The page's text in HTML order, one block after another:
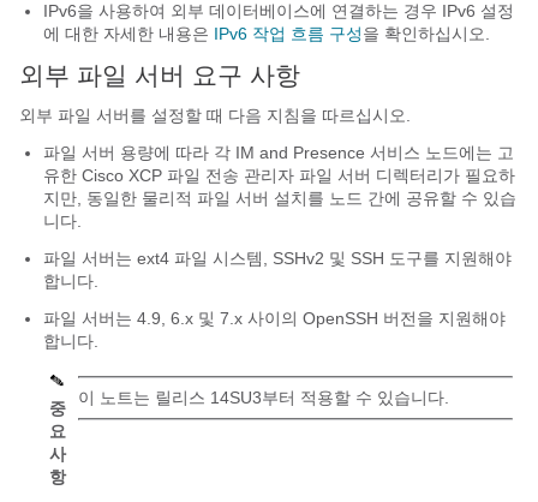
IPv6을 사용하여 외부 데이터베이스에 연결하는 경우 IPv6 설정
에 대한 자세한 내용은 IPv6 작업 흐름 구성을 확인하십시오.
외부 파일 서버 요구 사항
외부 파일 서버를 설정할 때 다음 지침을 따르십시오.
파일 서버 용량에 따라 각 IM and Presence 서비스 노드에는 고
유한 Cisco XCP 파일 전송 관리자 파일 서버 디렉터리가 필요하
지만, 동일한 물리적 파일 서버 설치를 노드 간에 공유할 수 있습
니다.
파일 서버는 ext4 파일 시스템, SSHv2 및 SSH 도구를 지원해야
합니다.
파일 서버는 4.9, 6.x 및 7.x 사이의 OpenSSH 버전을 지원해야
합니다.
중
요
사
항
이 노트는 릴리스 14SU3부터 적용할 수 있습니다.